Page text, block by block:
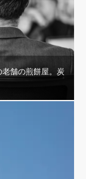
老舗の煎餅屋。炭